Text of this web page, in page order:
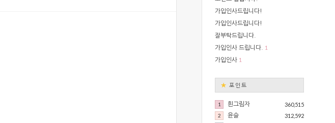
가입인사드립니다!
가입인사드립니다!
잘부탁드립니다.
가입인사 드립니다.
1
가입인사 1
★ 포인트
1 흰그림자 360,515
2 윤슬 312,592